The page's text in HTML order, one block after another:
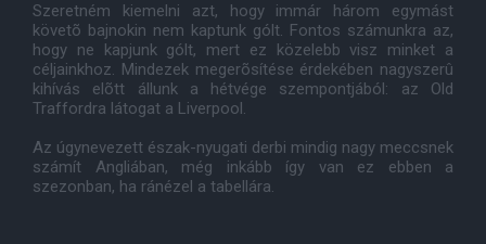
Szeretném kiemelni azt, hogy immár három egymást
követõ bajnokin nem kaptunk gólt. Fontos számunkra az,
hogy ne kapjunk gólt, mert ez közelebb visz minket a
céljainkhoz. Mindezek megerõsítése érdekében nagyszerû
kihívás elõtt állunk a hétvége szempontjából: az Old
Traffordra látogat a Liverpool.
Az úgynevezett észak-nyugati derbi mindig nagy meccsnek
számít Angliában, még inkább így van ez ebben a
szezonban, ha ránézel a tabellára.